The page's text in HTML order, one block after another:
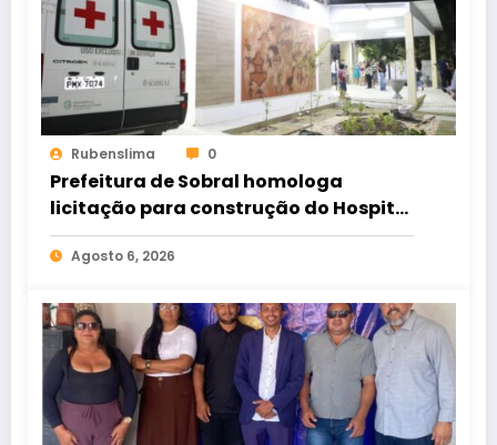
Rubenslima 0
Prefeitura de Sobral homologa
licitação para construção do Hospital
de Taperuaba
Agosto 6, 2026